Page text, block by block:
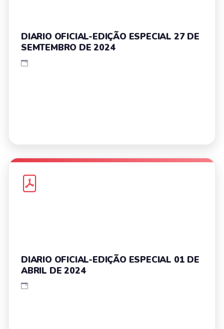
DIARIO OFICIAL-EDIÇÃO ESPECIAL 27 DE
SEMTEMBRO DE 2024
DIARIO OFICIAL-EDIÇÃO ESPECIAL 01 DE
ABRIL DE 2024